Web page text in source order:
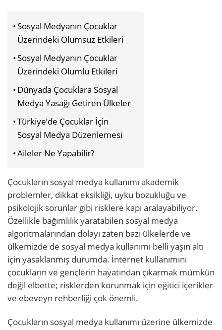
Sosyal Medyanın Çocuklar
Üzerindeki Olumsuz Etkileri
Sosyal Medyanın Çocuklar
Üzerindeki Olumlu Etkileri
Dünyada Çocuklara Sosyal
Medya Yasağı Getiren Ülkeler
Türkiye’de Çocuklar İçin
Sosyal Medya Düzenlemesi
Aileler Ne Yapabilir?
Çocukların sosyal medya kullanımı akademik
problemler, dikkat eksikliği, uyku bozukluğu ve
psikolojik sorunlar gibi risklere kapı aralayabiliyor.
Özellikle bağımlılık yaratabilen sosyal medya
algoritmalarından dolayı zaten bazı ülkelerde ve
ülkemizde de sosyal medya kullanımı belli yaşın altı
için yasaklanmış durumda. İnternet kullanımını
çocukların ve gençlerin hayatından çıkarmak mümkün
değil elbette; risklerden korunmak için eğitici içerikler
ve ebeveyn rehberliği çok önemli.
Çocukların sosyal medya kullanımı üzerine ülkemizde